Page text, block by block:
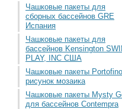
Чашковые пакеты для
сборных бассейнов GRE
Испания
Чашковые пакеты для
бассейнов Kensington
PLAY, INC США
Чашковые пакеты Portofino
рисунок мозаика
Чашковые пакеты Mysty
для бассейнов Contempra